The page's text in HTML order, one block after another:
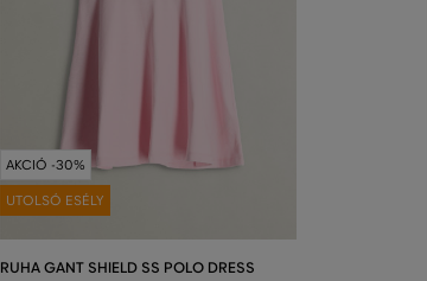
AKCIÓ -30%
UTOLSÓ ESÉLY
RUHA GANT SHIELD SS POLO DRESS